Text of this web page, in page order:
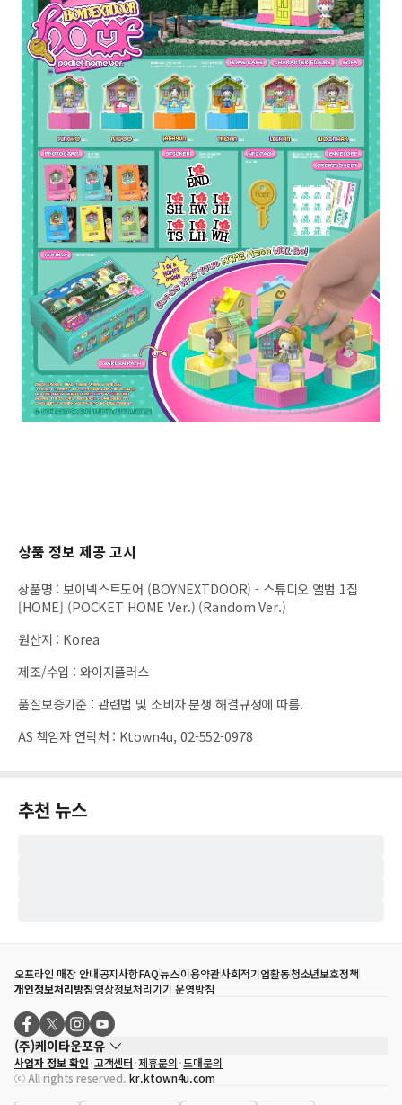
상품 정보 제공 고시
상품명 :보이넥스트도어 (BOYNEXTDOOR) - 스튜디오 앨범 1집
[HOME] (POCKET HOME Ver.) (Random Ver.)
원산지 : Korea
제조/수입 : 와이지플러스
품질보증기준 : 관련법 및 소비자 분쟁 해결규정에 따름.
AS 책임자 연락처 : Ktown4u, 02-552-0978
추천 뉴스
오프라인 매장 안내공지사항FAQ뉴스이용약관사회적기업활동청소년보호정책
개인정보처리방침영상정보처리기기 운영방침
(주)케이타운포유
대표자
송효민
사업자등록번호
120-87-71116
사업자 정보 확인 고객센터 제휴문의 도매문의
ⓒ All rights reserved. kr.ktown4u.com